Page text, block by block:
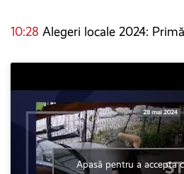
10:28 Alegeri locale 2024:
Apasă pentru a accepta